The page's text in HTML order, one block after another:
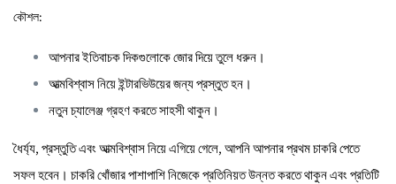
কৌশল:
আপনার ইতিবাচক দিকগুলোকে জোর দিয়ে তুলে ধরুন।
আত্মবিশ্বাস নিয়ে ইন্টারভিউয়ের জন্য প্রস্তুত হন।
নতুন চ্যালেঞ্জ গ্রহণ করতে সাহসী থাকুন।
ধৈর্য্য, প্রস্তুতি এবং আত্মবিশ্বাস নিয়ে এগিয়ে গেলে, আপনি আপনার প্রথম চাকরি পেতে
সফল হবেন। চাকরি খোঁজার পাশাপাশি নিজেকে প্রতিনিয়ত উন্নত করতে থাকুন এবং প্রতিটি